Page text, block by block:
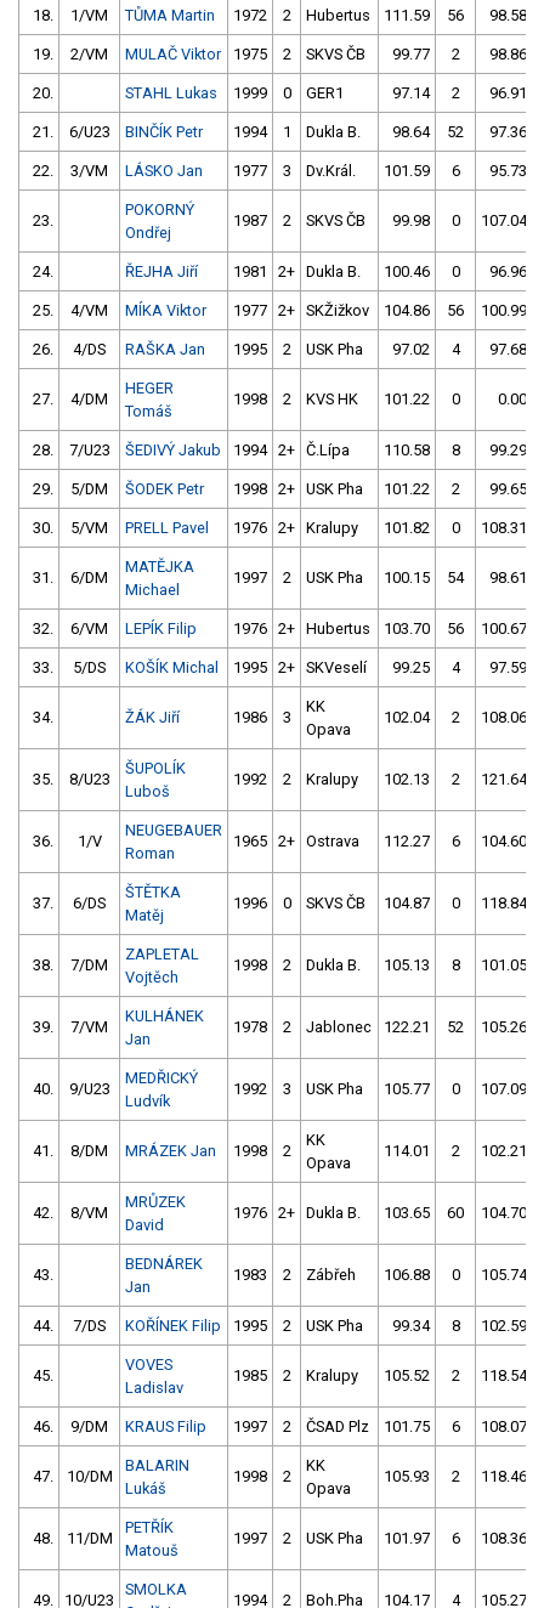
18. 1/VM TŮMA Martin 1972 2 Hubertus 111.59 56 98.58
19. 2/VM MULAČ Viktor 1975 2 SKVS ČB 99.77 2 98.86
20. STAHL Lukas 1999 0 GER1 97.14 2 96.91
21. 6/U23 BINČÍK Petr 1994 1 Dukla B. 98.64 52 97.36
22. 3/VM LÁSKO Jan 1977 3 Dv.Král. 101.59 6 95.73
23.
POKORNÝ
Ondřej
1987 2 SKVS ČB 99.98 0 107.04
24. ŘEJHA Jiří 1981 2+ Dukla B. 100.46 0 96.96
25. 4/VM MÍKA Viktor 1977 2+ SKŽižkov 104.86 56 100.99
26. 4/DS RAŠKA Jan 1995 2 USK Pha 97.02 4 97.68
27. 4/DM
HEGER
Tomáš
1998 2 KVS HK 101.22 0 0.00
28. 7/U23 ŠEDIVÝ Jakub 1994 2+ Č.Lípa 110.58 8 99.29
29. 5/DM ŠODEK Petr 1998 2+ USK Pha 101.22 2 99.65
30. 5/VM PRELL Pavel 1976 2+ Kralupy 101.82 0 108.31
31. 6/DM
MATĚJKA
Michael
1997 2 USK Pha 100.15 54 98.61
32. 6/VM LEPÍK Filip 1976 2+ Hubertus 103.70 56 100.67
33. 5/DS KOŠÍK Michal 1995 2+ SKVeselí 99.25 4 97.59
34. ŽÁK Jiří 1986 3
KK
Opava
102.04 2 108.06
35. 8/U23
ŠUPOLÍK
Luboš
1992 2 Kralupy 102.13 2 121.64
36. 1/V
NEUGEBAUER
Roman
1965 2+ Ostrava 112.27 6 104.60
37. 6/DS
ŠTĚTKA
Matěj
1996 0 SKVS ČB 104.87 0 118.84
38. 7/DM
ZAPLETAL
Vojtěch
1998 2 Dukla B. 105.13 8 101.05
39. 7/VM
KULHÁNEK
Jan
1978 2 Jablonec 122.21 52 105.26
40. 9/U23
MEDŘICKÝ
Ludvík
1992 3 USK Pha 105.77 0 107.09
41. 8/DM MRÁZEK Jan 1998 2
KK
Opava
114.01 2 102.21
42. 8/VM
MRŮZEK
David
1976 2+ Dukla B. 103.65 60 104.70
43.
BEDNÁREK
Jan
1983 2 Zábřeh 106.88 0 105.74
44. 7/DS KOŘÍNEK Filip 1995 2 USK Pha 99.34 8 102.59
45.
VOVES
Ladislav
1985 2 Kralupy 105.52 2 118.54
46. 9/DM KRAUS Filip 1997 2 ČSAD Plz 101.75 6 108.07
47. 10/DM
BALARIN
Lukáš
1998 2
KK
Opava
105.93 2 118.46
48. 11/DM
PETŘÍK
Matouš
1997 2 USK Pha 101.97 6 108.36
49. 10/U23
SMOLKA
1994 2 Boh.Pha 104.17 4 105.27